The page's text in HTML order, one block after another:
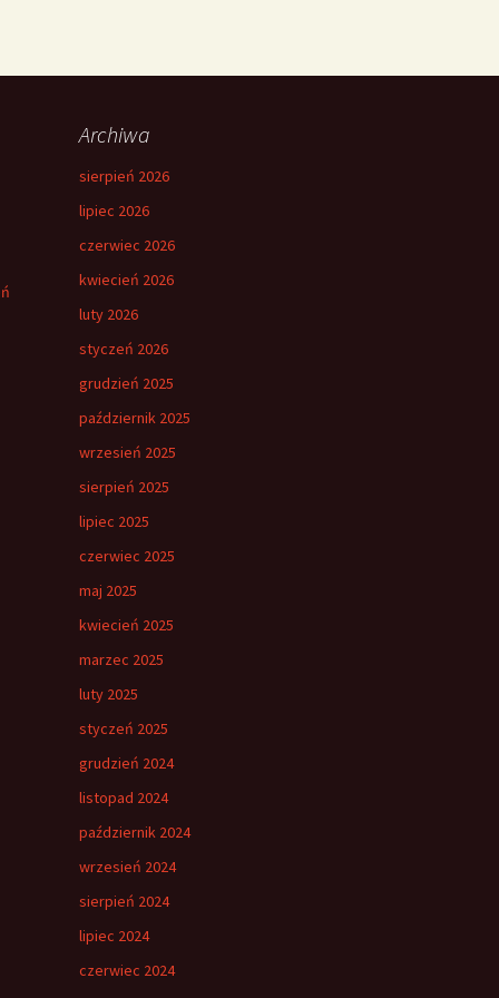
Archiwa
sierpień 2026
lipiec 2026
czerwiec 2026
kwiecień 2026
luty 2026
styczeń 2026
grudzień 2025
październik 2025
wrzesień 2025
sierpień 2025
lipiec 2025
czerwiec 2025
maj 2025
kwiecień 2025
marzec 2025
luty 2025
styczeń 2025
grudzień 2024
listopad 2024
październik 2024
wrzesień 2024
sierpień 2024
lipiec 2024
czerwiec 2024